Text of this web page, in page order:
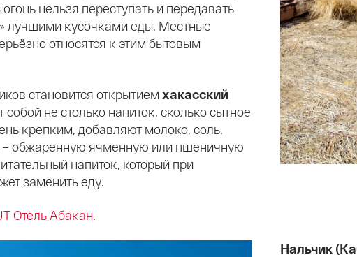
нельзя переступать и передавать
лучшими кусочками еды. Местные
относятся к этим бытовым
становится открытием хакасский
собой не столько напиток, сколько сытное
крепким, добавляют молоко, соль,
– обжаренную ячменную или пшеничную
напиток, который при
заменить еду.
Отель Абакан.
Нальчик